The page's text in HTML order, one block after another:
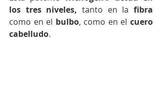
los tres niveles, tanto en la fibra
como en el bulbo, como en el cuero
cabelludo.